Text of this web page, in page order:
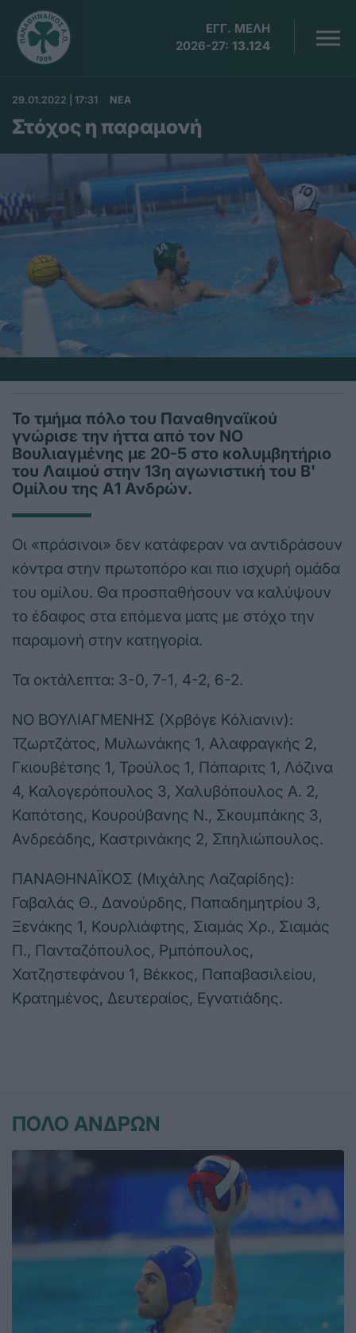
ΕΓΓ. ΜΕΛΗ
2026-27: 13.124
29.01.2022 | 17:31 ΝΕΑ
Στόχος η παραμονή
Το τμήμα πόλο του Παναθηναϊκού
γνώρισε την ήττα από τον ΝΟ
Βουλιαγμένης με 20-5 στο κολυμβητήριο
του Λαιμού στην 13η αγωνιστική του Β'
Ομίλου της Α1 Ανδρών.
Οι «πράσινοι» δεν κατάφεραν να αντιδράσουν
κόντρα στην πρωτοπόρο και πιο ισχυρή ομάδα
του ομίλου. Θα προσπαθήσουν να καλύψουν
το έδαφος στα επόμενα ματς με στόχο την
παραμονή στην κατηγορία.
Τα οκτάλεπτα: 3-0, 7-1, 4-2, 6-2.
ΝΟ ΒΟΥΛΙΑΓΜΕΝΗΣ (Χρβόγε Κόλιανιν):
Τζωρτζάτος, Μυλωνάκης 1, Αλαφραγκής 2,
Γκιουβέτσης 1, Τρούλος 1, Πάπαριτς 1, Λόζινα
4, Καλογερόπουλος 3, Χαλυβόπουλος Α. 2,
Καπότσης, Κουρούβανης Ν., Σκουμπάκης 3,
Ανδρεάδης, Καστρινάκης 2, Σπηλιώπουλος.
ΠΑΝΑΘΗΝΑΪΚΟΣ (Μιχάλης Λαζαρίδης):
Γαβαλάς Θ., Δανούρδης, Παπαδημητρίου 3,
Ξενάκης 1, Κουρλιάφτης, Σιαμάς Χρ., Σιαμάς
Π., Πανταζόπουλος, Ρμπόπουλος,
Χατζηστεφάνου 1, Βέκκος, Παπαβασιλείου,
Κρατημένος, Δευτεραίος, Εγνατιάδης.
ΠΟΛΟ ΑΝΔΡΩΝ